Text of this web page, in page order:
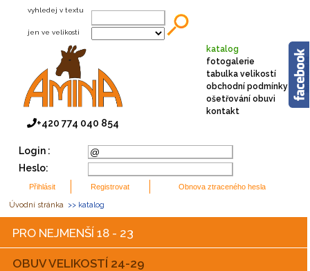
+420 774 040 854
vyhledej v textu
jen ve velikosti
Login :
Heslo:
Úvodní stránka >> katalog
katalog
fotogalerie
tabulka velikostí
obchodní podmínky
ošetřování obuvi
kontakt
PRO NEJMENŠÍ 18 - 23
OBUV VELIKOSTÍ 24-29